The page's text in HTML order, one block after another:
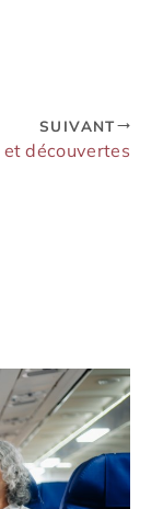
SUIVANT
découvertes